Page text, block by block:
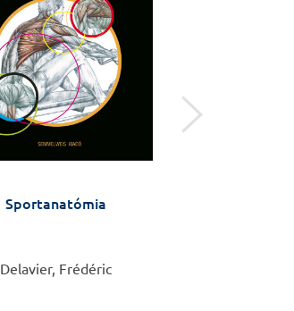
Sportanatómia
Delavier, Frédéric